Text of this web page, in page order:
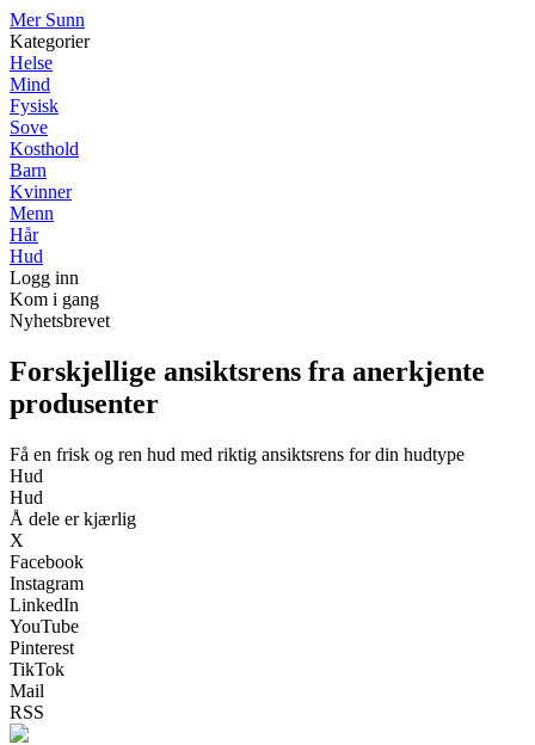
Mer Sunn
Kategorier
Helse
Mind
Fysisk
Sove
Kosthold
Barn
Kvinner
Menn
Hår
Hud
Logg inn
Kom i gang
Nyhetsbrevet
Forskjellige ansiktsrens fra anerkjente
produsenter
Få en frisk og ren hud med riktig ansiktsrens for din hudtype
Hud
Hud
Å dele er kjærlig
X
Facebook
Instagram
LinkedIn
YouTube
Pinterest
TikTok
Mail
RSS